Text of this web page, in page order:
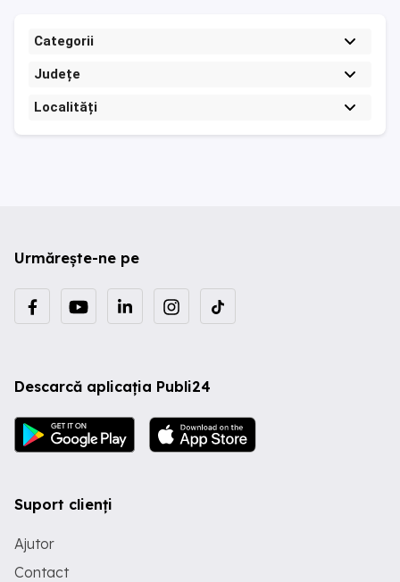
Categorii
Județe
Localități
Urmărește-ne pe
Descarcă aplicația Publi24
Suport clienți
Ajutor
Contact